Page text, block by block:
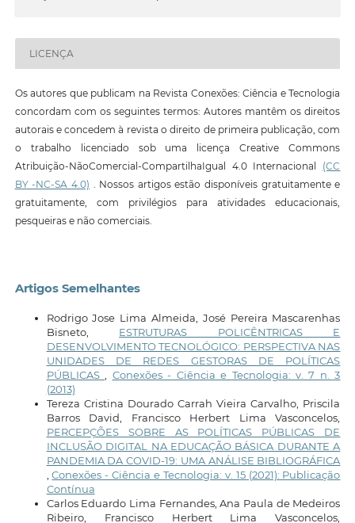
LICENÇA
Os autores que publicam na Revista Conexões: Ciência e Tecnologia
concordam com os seguintes termos: Autores mantêm os direitos
autorais e concedem à revista o direito de primeira publicação, com
o trabalho licenciado sob uma licença Creative Commons
Atribuição-NãoComercial-CompartilhaIgual 4.0 Internacional (CC
BY -NC-SA 4.0) . Nossos artigos estão disponíveis gratuitamente e
gratuitamente, com privilégios para atividades educacionais,
pesqueiras e não comerciais.
Artigos Semelhantes
Rodrigo Jose Lima Almeida, José Pereira Mascarenhas
Bisneto, ESTRUTURAS POLICÊNTRICAS E
DESENVOLVIMENTO TECNOLÓGICO: PERSPECTIVA NAS
UNIDADES DE REDES GESTORAS DE POLÍTICAS
PÚBLICAS
Conexões - Ciência e Tecnologia: v. 7 n. 3
(2013)
Tereza Cristina Dourado Carrah Vieira Carvalho, Priscila
Barros David, Francisco Herbert Lima Vasconcelos,
PERCEPÇÕES SOBRE AS POLÍTICAS PÚBLICAS DE
INCLUSÃO DIGITAL NA EDUCAÇÃO BÁSICA DURANTE A
PANDEMIA DA COVID-19: UMA ANÁLISE BIBLIOGRÁFICA
,Conexões - Ciência e Tecnologia: v. 15 (2021): Publicação
Contínua
Carlos Eduardo Lima Fernandes, Ana Paula de Medeiros
Ribeiro, Francisco Herbert Lima Vasconcelos,